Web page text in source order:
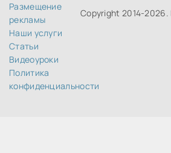
Размещение
рекламы
Наши услуги
Статьи
Видеоуроки
Политика
конфиденциальности
Copyright 2014-2026.